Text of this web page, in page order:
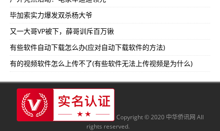
毕加索实力爆发双杀杨大爷
又一大哥VP被下，薛哥训斥百万锹
有些软件自动下载怎么办(应对自动下载软件的方法)
有的视频软件怎么上传不了(有些软件无法上传视频是为什么)
Copyright © 2020 中华侨讯网 All
rights reserved.